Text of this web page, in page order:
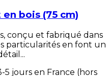
bois (75 cm)
conçu et fabriqué dans
particularités en font un
5 jours en France (hors